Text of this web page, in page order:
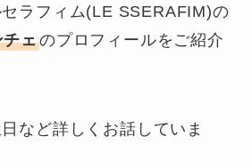
ラフィム(LE SSERAFIM)の
チェのプロフィールをご紹介
など詳しくお話していま